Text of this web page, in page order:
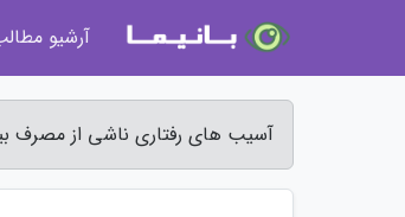
آسیب های رفتاری ناشی از مصرف
آرشیو